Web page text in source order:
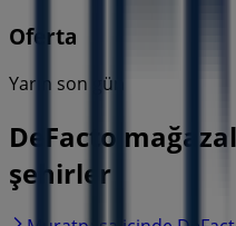
Oferta
Yarın son gün
DeFacto
şehirler